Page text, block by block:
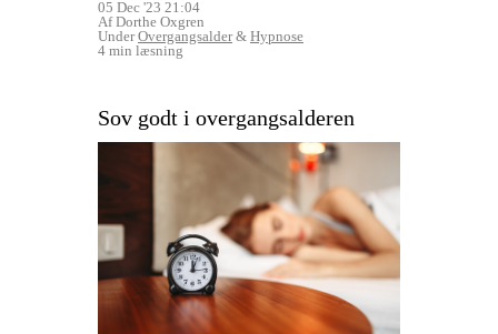
05 Dec '23 21:04
Af Dorthe Oxgren
UnderOvergangsalder& Hypnose
4 min læsning
Sov godt i overgangsalderen